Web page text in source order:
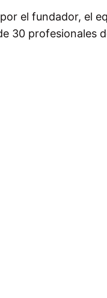
el fundador, el
30 profesionales